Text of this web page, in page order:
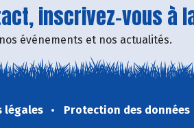
inscrivez-vous à
événements et nos actualités.
légales Protection des données